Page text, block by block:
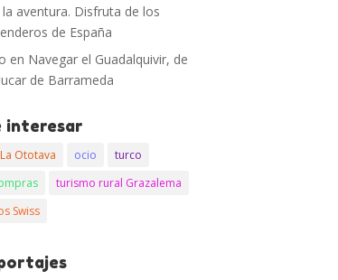
aventura. Disfruta de los
de España
en Navegar el Guadalquivir, de
de Barrameda
interesar
La Ototava ocio
turco
turismo rural Grazalema
Swiss